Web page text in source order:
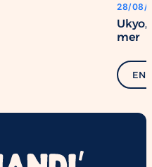
28/08/
Ukyo,
mer
EN